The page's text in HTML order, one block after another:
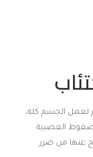
لعمل الجسم كله،
العصبية
عنها من ضرر.